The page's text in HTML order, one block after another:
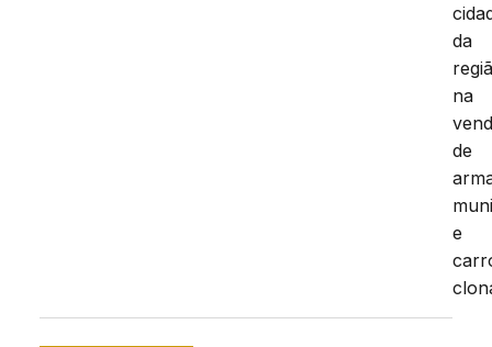
da
na
de
e